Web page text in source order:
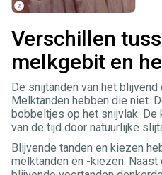
Verschillen
melkgebit en
De snijtanden van het
Melktanden hebben die niet.
bobbeltjes op het snijvlak.
van de tijd door natuurlijke
Blijvende tanden en kiezen
melktanden en -kiezen.